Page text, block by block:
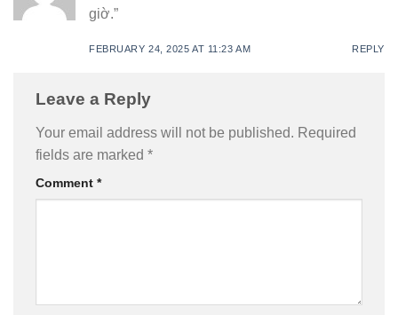
giờ.”
FEBRUARY 24, 2025 AT 11:23 AM REPLY
Leave a Reply
Your email address will not be published. Required
fields are marked *
Comment *